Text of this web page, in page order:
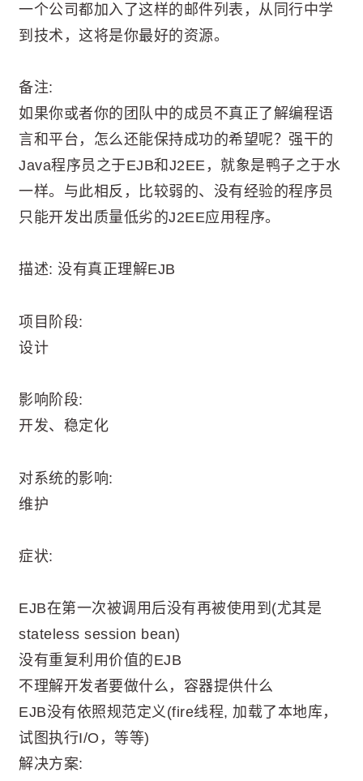
一个公司都加入了这样的邮件列表，从同行中学
到技术，这将是你最好的资源。
备注:
如果你或者你的团队中的成员不真正了解编程语
言和平台，怎么还能保持成功的希望呢？强干的
Java程序员之于EJB和J2EE，就象是鸭子之于水
一样。与此相反，比较弱的、没有经验的程序员
只能开发出质量低劣的J2EE应用程序。
描述: 没有真正理解EJB
项目阶段:
设计
影响阶段:
开发、稳定化
对系统的影响:
维护
症状:
EJB在第一次被调用后没有再被使用到(尤其是
stateless session bean)
没有重复利用价值的EJB
不理解开发者要做什么，容器提供什么
EJB没有依照规范定义(fire线程, 加载了本地库，
试图执行I/O，等等)
解决方案: